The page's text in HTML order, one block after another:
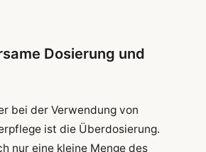
Dosierung und
bei der Verwendung von
ist die Überdosierung.
nur eine kleine Menge des